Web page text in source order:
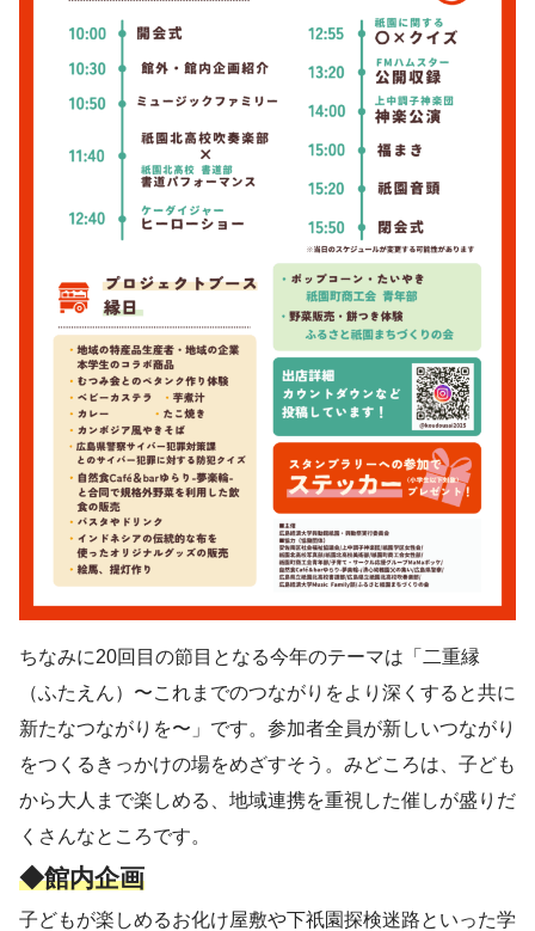
ちなみに20回目の節目となる今年のテーマは「二重縁
（ふたえん）〜これまでのつながりをより深くすると共に
新たなつながりを〜」です。参加者全員が新しいつながり
をつくるきっかけの場をめざすそう。みどころは、子ども
から大人まで楽しめる、地域連携を重視した催しが盛りだ
くさんなところです。
◆館内企画
子どもが楽しめるお化け屋敷や下祇園探検迷路といった学